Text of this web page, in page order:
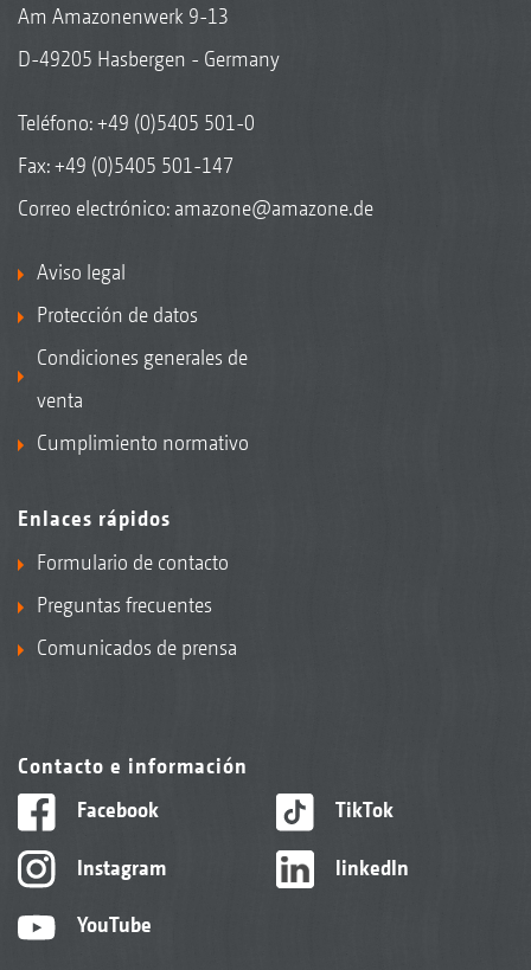
Am Amazonenwerk 9-13
D-49205 Hasbergen - Germany
Teléfono:+49 (0)5405 501-0
Fax: +49 (0)5405 501-147
Correo electrónico: amazone@amazone.de
Aviso legal
Protección de datos
Condiciones generales de
venta
Cumplimiento normativo
Enlaces rápidos
Formulario de contacto
Preguntas frecuentes
Comunicados de prensa
Contacto e información
Facebook
Instagram
YouTube
TikTok
linkedIn